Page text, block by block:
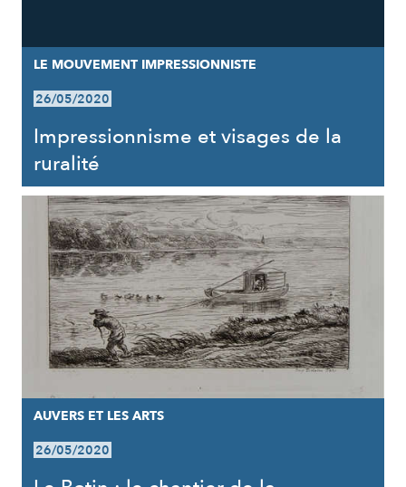
LE MOUVEMENT IMPRESSIONNISTE
26/05/2020
Impressionnisme et visages de la
ruralité
AUVERS ET LES ARTS
26/05/2020